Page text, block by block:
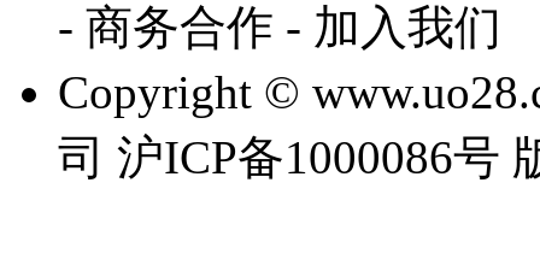
- 商务合作 - 加入我们
Copyright ©
司 沪ICP备1000086号